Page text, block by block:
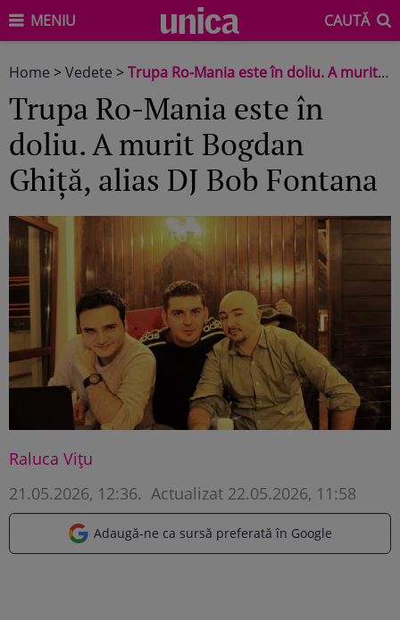
MENIU CAUTĂ
Home >Vedete >Trupa Ro-Mania este în doliu. A murit Bogdan Ghiță, alias DJ Bob Fontana
Trupa Ro-Mania este în
doliu. A murit Bogdan
Ghiță, alias DJ Bob Fontana
Raluca Vițu
21.05.2026, 12:36. Actualizat 22.05.2026, 11:58
Adaugă-ne ca sursă preferată în Google